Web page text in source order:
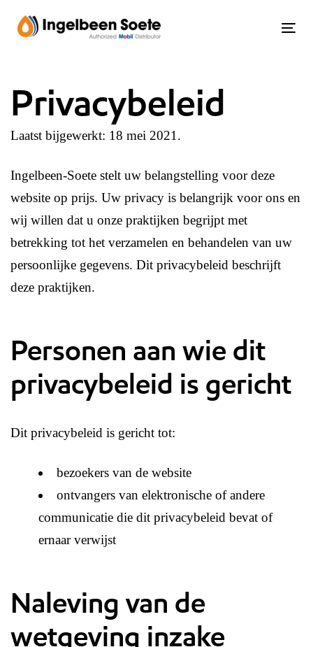
links
Privacybeleid
Laatst bijgewerkt: 18 mei 2021.
Ingelbeen-Soete stelt uw belangstelling voor deze
website op prijs. Uw privacy is belangrijk voor ons en
wij willen dat u onze praktijken begrijpt met
betrekking tot het verzamelen en behandelen van uw
persoonlijke gegevens. Dit privacybeleid beschrijft
deze praktijken.
Personen aan wie dit
privacybeleid is gericht
Dit privacybeleid is gericht tot:
bezoekers van de website
ontvangers van elektronische of andere
communicatie die dit privacybeleid bevat of
ernaar verwijst
Naleving van de
wetgeving inzake